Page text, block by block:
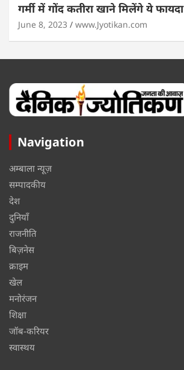
गर्मी में गोंद कतीरा खाने मिलेंगे ये फायदा
June 8, 2023 www.Jyotikan.com
Navigation
अम्बाला न्यूज़
सम्पादकीय
देश
दुनियाँ
राजनीति
बिज़नेस
क्राइम
खेल
मनोरंजन
शिक्षा
जॉब-करियर
स्वास्थय